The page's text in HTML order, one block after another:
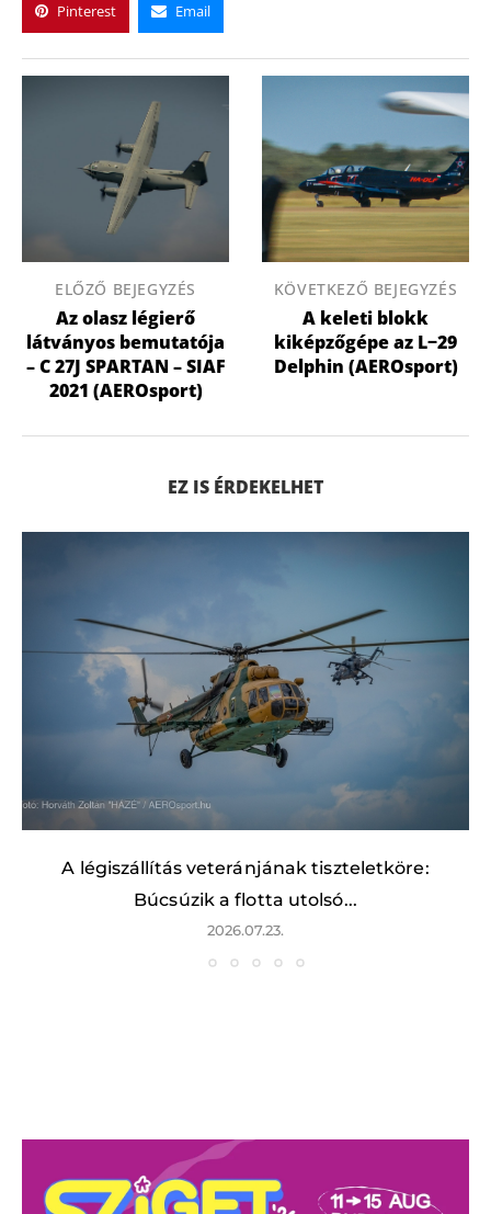
Pinterest Email
ELŐZŐ BEJEGYZÉS
Az olasz légierő
látványos bemutatója
– C 27J SPARTAN – SIAF
2021 (AEROsport)
KÖVETKEZŐ BEJEGYZÉS
A keleti blokk
kiképzőgépe az L−29
Delphin (AEROsport)
EZ IS ÉRDEKELHET
A légiszállítás veteránjának tiszteletköre:
Búcsúzik a flotta utolsó...
2026.07.23.